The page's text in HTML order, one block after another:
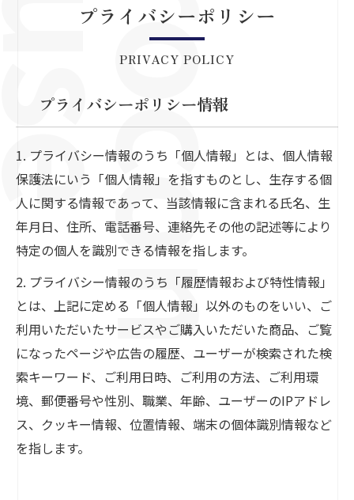
プライバシーポリシー
PRIVACY POLICY
プライバシーポリシー情報
1. プライバシー情報のうち「個人情報」とは、個人情報
保護法にいう「個人情報」を指すものとし、生存する個
人に関する情報であって、当該情報に含まれる氏名、生
年月日、住所、電話番号、連絡先その他の記述等により
特定の個人を識別できる情報を指します。
2. プライバシー情報のうち「履歴情報および特性情報」
とは、上記に定める「個人情報」以外のものをいい、ご
利用いただいたサービスやご購入いただいた商品、ご覧
になったページや広告の履歴、ユーザーが検索された検
索キーワード、ご利用日時、ご利用の方法、ご利用環
境、郵便番号や性別、職業、年齢、ユーザーのIPアドレ
ス、クッキー情報、位置情報、端末の個体識別情報など
を指します。